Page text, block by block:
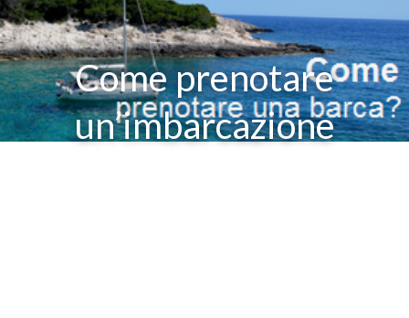
Come prenotare
un’imbarcazione